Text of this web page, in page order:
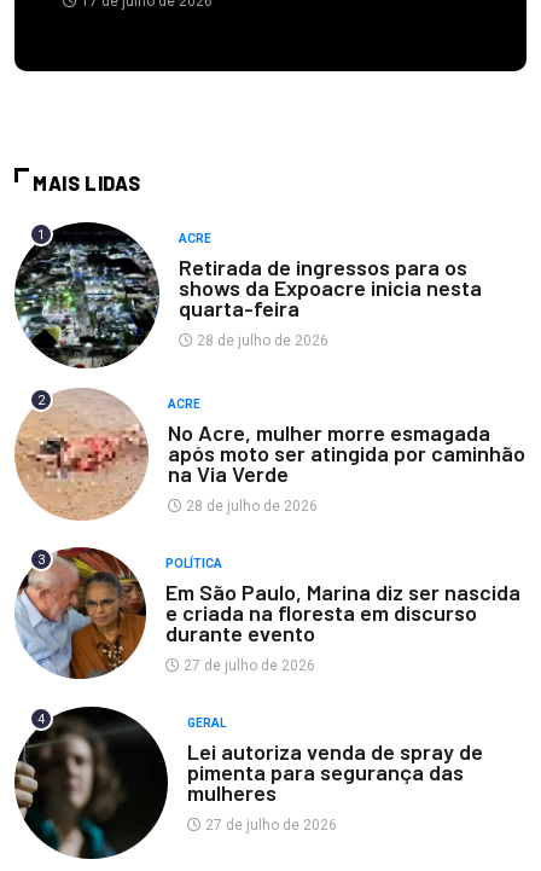
MAIS LIDAS
1 ACRE
Retirada de ingressos para os
shows da Expoacre inicia nesta
quarta-feira
28 de julho de 2026
2 ACRE
No Acre, mulher morre esmagada
após moto ser atingida por caminhão
na Via Verde
28 de julho de 2026
3 POLÍTICA
Em São Paulo, Marina diz ser nascida
e criada na floresta em discurso
durante evento
27 de julho de 2026
4 GERAL
Lei autoriza venda de spray de
pimenta para segurança das
mulheres
27 de julho de 2026